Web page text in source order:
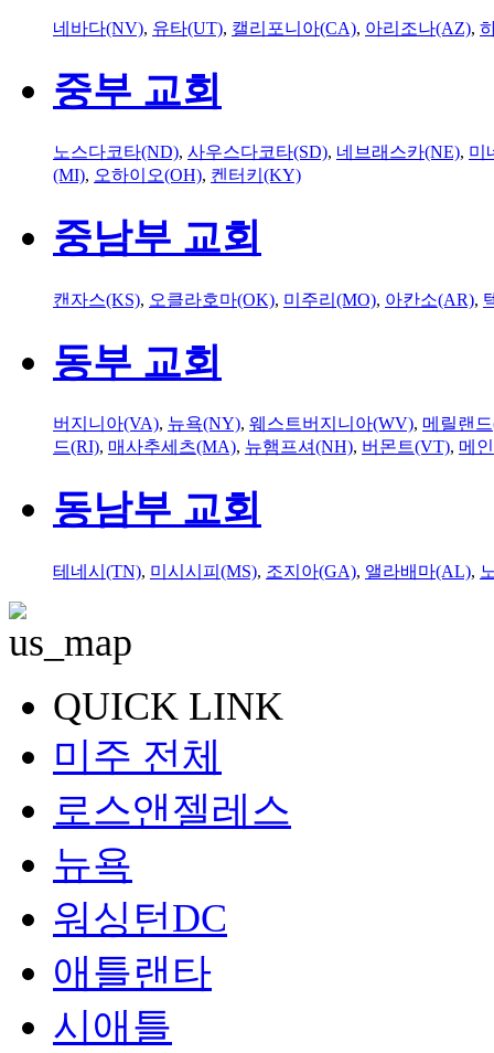
네바다(NV), 유타(UT), 캘리포니아(CA), 아리조나(AZ),
중부 교회
노스다코타(ND), 사우스다코타(SD), 네브래스카(NE), 미
(MI), 오하이오(OH), 켄터키(KY)
중남부 교회
캔자스(KS), 오클라호마(OK), 미주리(MO), 아칸소(AR),
동부 교회
버지니아(VA), 뉴욕(NY), 웨스트버지니아(WV), 메릴랜
드(RI), 매사추세츠(MA), 뉴햄프셔(NH), 버몬트(VT), 메
동남부 교회
테네시(TN), 미시시피(MS), 조지아(GA), 앨라배마(AL),
QUICK LINK
미주 전체
로스앤젤레스
뉴욕
워싱턴DC
애틀랜타
시애틀